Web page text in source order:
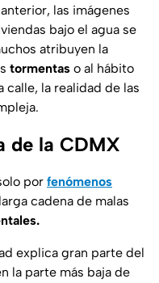
las imágenes
bajo el agua se
atribuyen la
tormentas o al hábito
calle, la realidad de las
de la CDMX
por fenómenos
cadena de malas
explica gran parte del
la parte más baja de